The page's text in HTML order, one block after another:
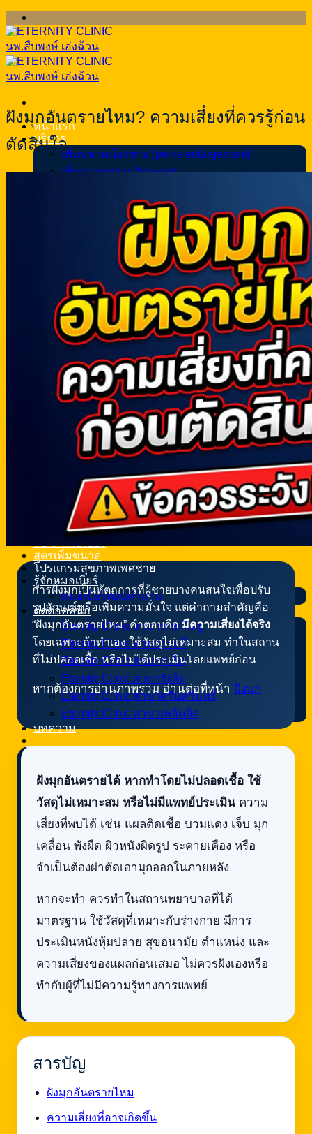
ข้าม
ไป
ยัง
เนื้อหา
หน้าแรก
บริการ
เพิ่มขนาดน้องชาย (penis enlargement)
เพิ่มความยาวอวัยวะเพศ
ขลิบหนังหุ้มปลาย
แก้อวัยวะเพศ โค้ง งอ ผิดรูป
แก้สารแปลกปลอมอวัยวะเพศชาย
ฝังมุก (Pearling)
ทำหมันชาย
เทสโทสเตอโรน (Testosterone)
Shockwave
รีวิวเพิ่มขนาดอวัยวะเพศ
รีวิวเพิ่มความยาวอวัยวะเพศ
รีวิวรักษาโรคหย่อนสมรรถภาพทางเพศ
รีวิวแก้หลั่งเร็ว
รีวิวขลิบหนังหุ้มปลาย
รีวิว แก้โค้ง งอ ผิดรูป
รีวิวแก้ฉีดสารแปลกปลอม
รีวิวฝังมุก
รีวิวทำหมันชาย
รีวิวเทสโทสเตอโรน
รีวิว Shockwave
สูตรเพิ่มขนาด
โปรแกรมสุขภาพเพศชาย
รู้จักหมอเบียร์
หมอเบียร์ตอบคำถาม
ติดต่อคลินิก
Eternity Clinic สาขาหาดใหญ่
Eternity Clinic สาขากระบี่
Eternity Clinic สาขาภูเก็ต
Eternity Clinic สาขารังสิต
Eternity Clinic สาขาศรีนครินทร์
Eternity Clinic สาขาเพลินจิต
บทความ
ฝังมุกอันตรายไหม? ความเสี่ยงที่ควรรู้ก่อน
ตัดสินใจ
การฝังมุกเป็นหัตถการที่ผู้ชายบางคนสนใจเพื่อปรับ
รูปลักษณ์หรือเพิ่มความมั่นใจ แต่คำถามสำคัญคือ
“ฝังมุกอันตรายไหม” คำตอบคือมีความเสี่ยงได้จริง
โดยเฉพาะถ้าทำเอง ใช้วัสดุไม่เหมาะสม ทำในสถาน
ที่ไม่ปลอดเชื้อ หรือไม่ได้ประเมินโดยแพทย์ก่อน
หากต้องการอ่านภาพรวม อ่านต่อที่หน้า ฝังมุก
ฝังมุกอันตรายได้ หากทำโดยไม่ปลอดเชื้อ ใช้
วัสดุไม่เหมาะสม หรือไม่มีแพทย์ประเมิน ความ
เสี่ยงที่พบได้ เช่น แผลติดเชื้อ บวมแดง เจ็บ มุก
เคลื่อน พังผืด ผิวหนังผิดรูป ระคายเคือง หรือ
จำเป็นต้องผ่าตัดเอามุกออกในภายหลัง
หากจะทำ ควรทำในสถานพยาบาลที่ได้
มาตรฐาน ใช้วัสดุที่เหมาะกับร่างกาย มีการ
ประเมินหนังหุ้มปลาย สุขอนามัย ตำแหน่ง และ
ความเสี่ยงของแผลก่อนเสมอ ไม่ควรฝังเองหรือ
ทำกับผู้ที่ไม่มีความรู้ทางการแพทย์
สารบัญ
ฝังมุกอันตรายไหม
ความเสี่ยงที่อาจเกิดขึ้น